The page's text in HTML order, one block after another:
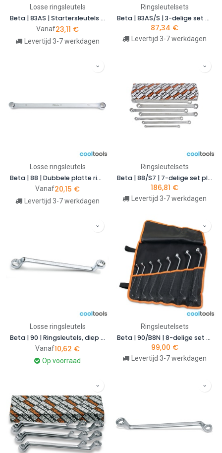
Losse ringsleutels
Beta | 83AS | Startersleutels voor startmotoren, inch-maten
Vanaf23,11 €
Levertijd 3-7 werkdagen
Ringsleutelsets
Beta | 83AS/S | 3-delige set startersleutels in inch-maten | 000830181
87,34 €
Levertijd 3-7 werkdagen
Losse ringsleutels
Beta | 88 | Dubbele platte ringsleutels, extra lange uitvoering
Vanaf20,15 €
Levertijd 3-7 werkdagen
Ringsleutelsets
Beta | 88/S7 | 7-delige set platte ringsleutels, extra lange uitvoering | 000880107
186,81 €
Levertijd 3-7 werkdagen
Losse ringsleutels
Beta | 90 | Ringsleutels, diep gebogen
Vanaf10,62 €
Op voorraad
Ringsleutelsets
Beta | 90/B8N | 8-delige set diepgebogen ringsleutels in polyester foudraal | 000900156
99,00 €
Levertijd 3-7 werkdagen